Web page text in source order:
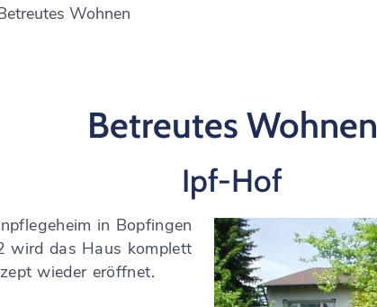
Wohnen
Betreutes Wohnen
Ipf-Hof
in Bopfingen
wird das Haus komplett
wieder eröffnet.